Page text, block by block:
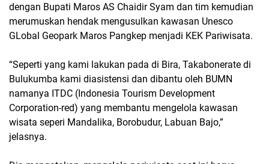
dengan Bupati Maros AS Chaidir Syam dan tim kemudian
merumuskan hendak mengusulkan kawasan Unesco
GLobal Geopark Maros Pangkep menjadi KEK Pariwisata.
“Seperti yang kami lakukan pada di Bira, Takabonerate di
Bulukumba kami diasistensi dan dibantu oleh BUMN
namanya ITDC (Indonesia Tourism Development
Corporation-red) yang membantu mengelola kawasan
wisata seperi Mandalika, Borobudur, Labuan Bajo,”
jelasnya.